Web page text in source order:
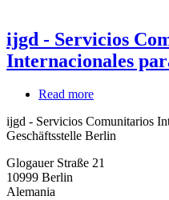
ijgd - Servicios
Internacionales
Read more
-
Servicios
Internacionales
ijgd - Servicios Comunitarios
Geschäftsstelle Berlin
Glogauer Straße 21
10999 Berlin
Alemania